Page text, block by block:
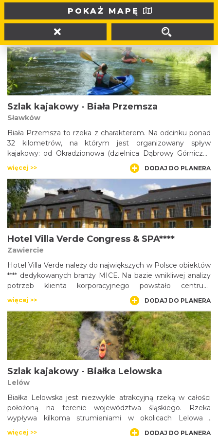
POKAŻ MAPĘ
2012 roku. Jej wielofunkcyjność pozwala na zorganizowanie
zarówno imprez sportowych, estradowych, targowych i
seminaryjnych. Dobra lokalizacja obiektu w pobliżu drogi
krajowej DK1 umożliwia łatwy dojazd.
DODAJ DO PLANERA
Szlak kajakowy - Biała Przemsza
Sławków
Biała Przemsza to rzeka z charakterem. Na odcinku ponad
32 kilometrów, na którym jest organizowany spływ
kajakowy: od Okradzionowa (dzielnica Dąbrowy Górniczej)
do ujścia na Trójkącie Trzech Cesarzy w Sosnowcu, rzeka
zaskakuje liczny¬mi bystrzami oraz bujnością przyrody.
Mocno meandrujące wody zmuszają do wytężenia sił przy
pokonywaniu kolejnych zawijasów rzeki, ale wysiłek
wynagradza wspaniała przyroda mijanych terenów z
licznymi rozlewiskami i terenami bagiennymi, pozwalająca
zapomnieć o tym, że płyniemy przez zurbanizowany obszar
Zagłębia Dąbrowskiego.
więcej >> DODAJ DO PLANERA
Hotel Villa Verde Congress & SPA****
Zawiercie
Hotel Villa Verde należy do największych w Polsce obiektów
**** dedykowanych branży MICE. Na bazie wnikliwej analizy
potrzeb klienta korporacyjnego powstało centrum
kongresowo-bankietowe, plener znakomitych możliwości
teambuildingowych i eventowych oraz dział MICE
składający się ze specjalistów ds. organizacji wydarzeń
firmowych.
więcej >> DODAJ DO PLANERA
Szlak kajakowy - Białka Lelowska
Lelów
Białka Lelowska jest niezwykle atrakcyjną rzeką w całości
położoną na terenie województwa śląskiego. Rzeka
wypływa kilkoma strumieniami w okolicach Lelowa i
uchodzi do Pilicy w Koniecpolu po pokonaniu 26,6km. Białka
więcej >> DODAJ DO PLANERA